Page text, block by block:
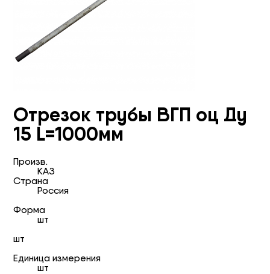
Отрезок трубы ВГП оц Ду
15 L=1000мм
Произв.
КАЗ
Страна
Россия
Форма
шт
шт
Единица измерения
шт